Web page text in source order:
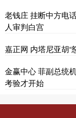
老钱庄 挂断中方电
人审判白宫
嘉正网 内塔尼亚胡“
金赢中心 菲副总统
考验才开始